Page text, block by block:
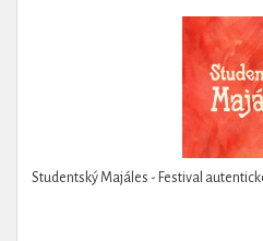
Studentský Majáles - Festival